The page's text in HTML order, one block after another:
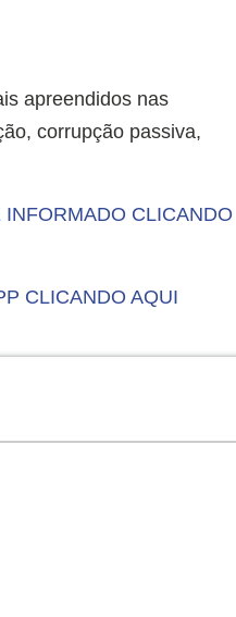
apreendidos nas
corrupção passiva,
CLICANDO
CLICANDO AQUI